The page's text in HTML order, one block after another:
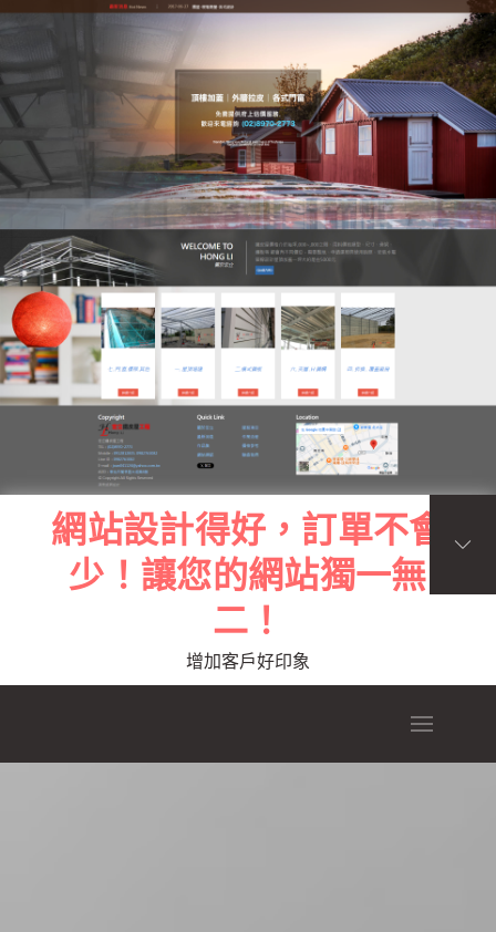
Skip
to
content
網站設計得好，訂單不會
少！讓您的網站獨一無
二！
增加客戶好印象